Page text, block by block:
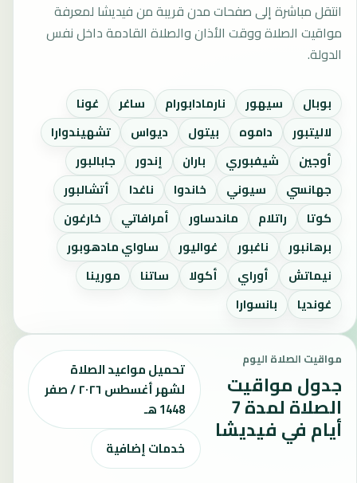
انتقل مباشرة إلى صفحات مدن قريبة من فيديشا لمعرفة
مواقيت الصلاة ووقت الأذان والصلاة القادمة داخل نفس
الدولة.
بوبال سيهور نارمادابورام ساغر
غونا
لاليتبور
داموه بيتول ديواس
تشهيندوارا
أوجين
شيفبوري باران إندور
جابالبور
جهانسي
سيوني خاندوا ناغدا
أتشالبور
كوتا
راتلام ماندساور أمرافاتي
خارغون
برهانبور
ناغبور غواليور
ساواي مادهوبور
نيماتش
أوراي أكولا ساتنا
مورينا
غونديا
بانسوارا
مواقيت الصلاة اليوم
جدول مواقيت
الصلاة لمدة 7
أيام في فيديشا
تحميل مواعيد الصلاة
لشهر أغسطس ٢٠٢٦ / صفر
1448 هـ
خدمات إضافية